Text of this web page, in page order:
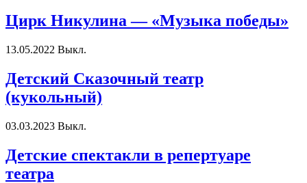
Цирк Никулина — «Музыка победы»
13.05.2022 Выкл.
Детский Сказочный театр
(кукольный)
03.03.2023 Выкл.
Детские спектакли в репертуаре
театра